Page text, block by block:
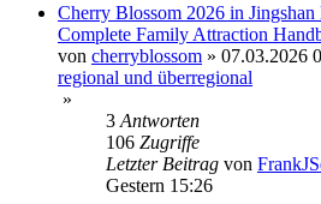
Cherry Blossom 2026 in
Complete Family Attraction
von cherryblossom » 07.03.2026
regional und überregional
»
3 Antworten
106 Zugriffe
Letzter Beitrag von
Gestern 15:26